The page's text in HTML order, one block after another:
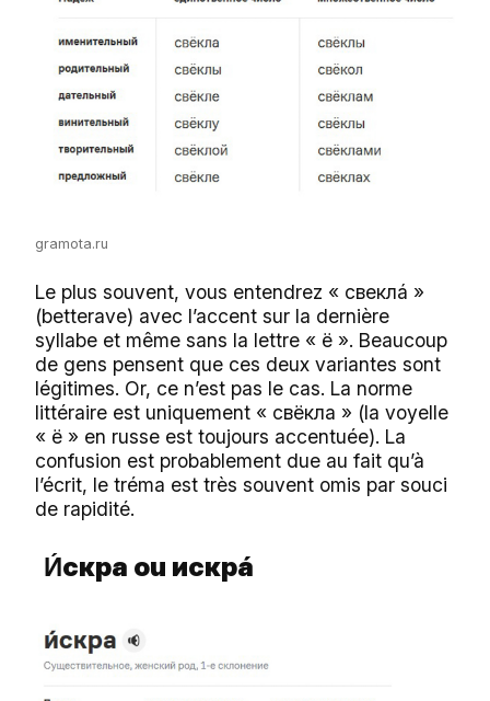
gramota.ru
Le plus souvent, vous entendrez « свеклá »
(betterave) avec l’accent sur la dernière
syllabe et même sans la lettre « ё ». Beaucoup
de gens pensent que ces deux variantes sont
légitimes. Or, ce n’est pas le cas. La norme
littéraire est uniquement « свёкла » (la voyelle
« ё » en russe est toujours accentuée). La
confusion est probablement due au fait qu’à
l’écrit, le tréma est très souvent omis par souci
de rapidité.
И́скра ou искрá